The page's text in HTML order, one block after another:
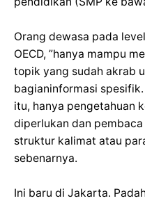
Orang dewasa pada
OECD, ”hanya mampu
topik yang sudah akrab
bagianinformasi
itu, hanya pengetahuan
diperlukan dan
struktur kalimat atau
sebenarnya.
Ini baru di Jakarta.